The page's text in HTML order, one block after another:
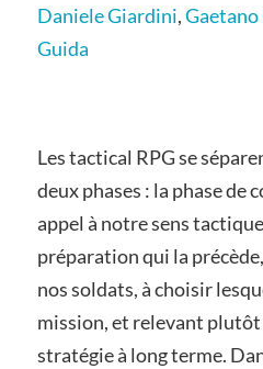
Daniele Giardini,
Guida
Les tactical RPG se
deux phases : la phase de
appel à notre sens
préparation qui la
nos soldats, à choisir
mission, et relevant plutôt
stratégie à long terme.